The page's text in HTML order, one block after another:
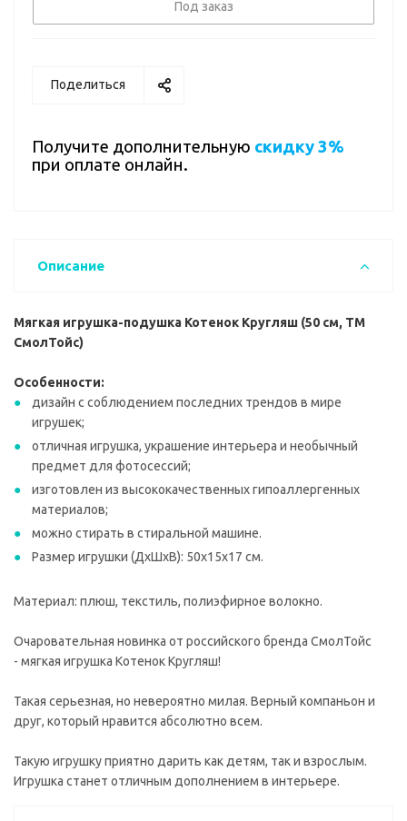
Под заказ
Поделиться
Получите дополнительную скидку 3%
при оплате онлайн.
Описание
Мягкая игрушка-подушка Котенок Кругляш (50 см, ТМ
СмолТойс)
Особенности:
дизайн с соблюдением последних трендов в мире
игрушек;
отличная игрушка, украшение интерьера и необычный
предмет для фотосессий;
изготовлен из высококачественных гипоаллергенных
материалов;
можно стирать в стиральной машине.
Размер игрушки (ДхШхВ): 50х15х17 см.
Материал: плюш, текстиль, полиэфирное волокно.
Очаровательная новинка от российского бренда СмолТойс
- мягкая игрушка Котенок Кругляш!
Такая серьезная, но невероятно милая. Верный компаньон и
друг, который нравится абсолютно всем.
Такую игрушку приятно дарить как детям, так и взрослым.
Игрушка станет отличным дополнением в интерьере.